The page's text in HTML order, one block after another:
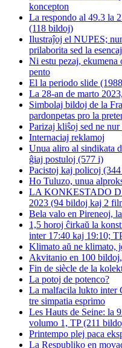
koncepton
La respondo al 49.3 la
(118 bildoj)
Ilustraĵoj el NUPES;
prilaborita sed la
Ni estu pezaj, ekumena
pento
El la periodo slide
La 28-an de marto
Simbolaj bildoj de la
pardonpetas pro la
Parizaj kliŝoj sed ne
Internaciaj reklamoj
Unua aliro al sindikata
ĝiaj postuloj (577 i)
Pacistoj kaj policoj
Ho Tuluzo, unua
LA KONKESTADO
2023 (94 bildoj kaj 2
Bela valo en Pireneoj,
1,5 horoj ĉirkaŭ la
inter 17:40 kaj 19:10;
Klimato aŭ ne klimato,
Akvitanio en 100
Fin de siècle de la
La potoj de potenco?
La malfacila lukto inter
tre simpatia esprimo
Les Hauts de Seine: la
volumo 1, TP (211
Printempo plej paca
La Respubliko en